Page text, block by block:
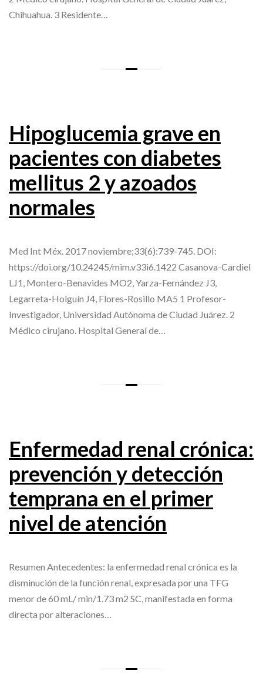
Chihuahua. 3 Residente…
Hipoglucemia grave en
pacientes con diabetes
mellitus 2 y azoados
normales
Med Int Méx. 2017 noviembre;33(6):739-745. DOI:
https://doi.org/10.24245/mim.v33i6.1422 Casanova-Cardiel
LJ1, Montero-Benavides MO2, Yarza-Fernández J3,
Legarreta-Holguín J4, Flores-Rosillo MA5 1 Profesor-
Investigador, Universidad Autónoma de Ciudad Juárez. 2
Médico cirujano. Hospital General de…
Enfermedad renal crónica:
prevención y detección
temprana en el primer
nivel de atención
Resumen Antecedentes: la enfermedad renal crónica es la
disminución de la función renal, expresada por una TFG
menor de 60 mL/ min/1.73 m2 SC, manifestada en forma
directa por alteraciones…